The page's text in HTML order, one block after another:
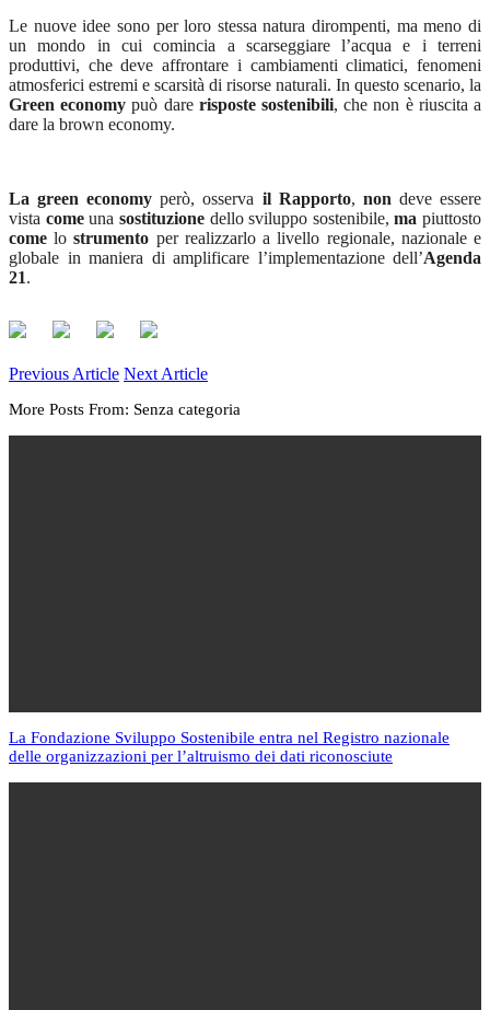
Le nuove idee sono per loro stessa natura dirompenti, ma meno di
un mondo in cui comincia a scarseggiare l’acqua e i terreni
produttivi, che deve affrontare i cambiamenti climatici, fenomeni
atmosferici estremi e scarsità di risorse naturali. In questo scenario, la
Green economy può dare risposte sostenibili, che non è riuscita a
dare la brown economy.
La green economyperò, osserva il Rapporto, non deve essere
vista comeuna sostituzionedello sviluppo sostenibile,ma piuttosto
come lostrumento per realizzarlo a livello regionale, nazionale e
globale in maniera di amplificare l’implementazione dell’Agenda
21.
Previous Article Next Article
More Posts From: Senza categoria
La Fondazione Sviluppo Sostenibile entra nel Registro nazionale
delle organizzazioni per l’altruismo dei dati riconosciute